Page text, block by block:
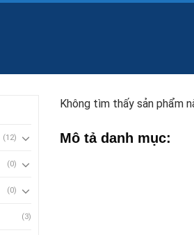
(12)
(0)
(0)
(3)
Không tìm thấy sản phẩm
Mô tả danh mục: